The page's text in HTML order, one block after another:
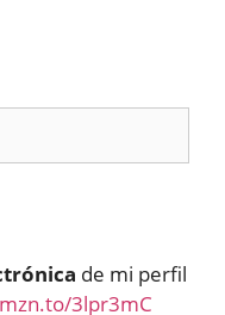
de mi perfil
3lpr3mC